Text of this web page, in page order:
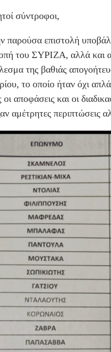
σύντροφοι,
παρούσα επιστολή
του ΣΥΡΙΖΑ, αλλά και
της βαθιάς
το οποίο ήταν όχι
αποφάσεις και οι
αμέτρητες περιπτώσεις